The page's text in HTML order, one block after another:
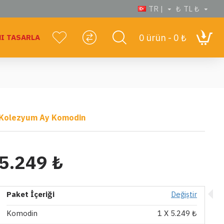
TR | ₺ TL ₺
TASARLA 0 ürün - 0 ₺
Ay Komodin
5.249 ₺
Paket İçeriği
Değiştir
Komodin
1 X 5.249 ₺